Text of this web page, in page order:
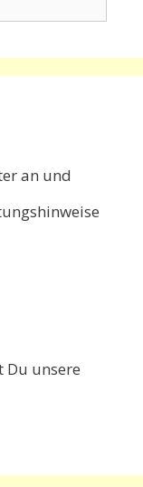
an und
unsere